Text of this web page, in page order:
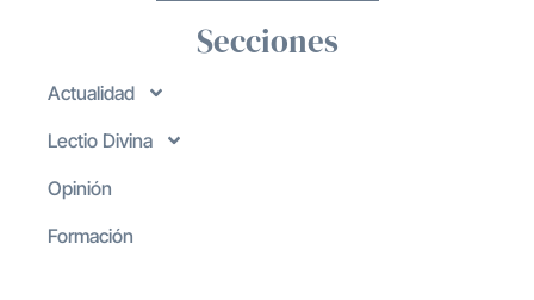
Secciones
Actualidad
Lectio Divina
Opinión
Formación